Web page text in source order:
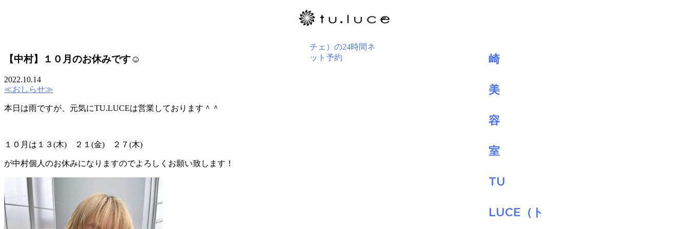
STAFF
BLOG
【中村】１０月のお休みです☺
2022.10.14
≪おしらせ≫
本日は雨ですが、元気にTU.LUCEは営業しております＾＾
１０月は１３(木) ２１(金) ２７(木)
が中村個人のお休みになりますのでよろしくお願い致します！